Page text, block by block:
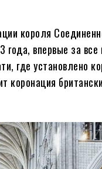
короля
впервые за все
где установлено